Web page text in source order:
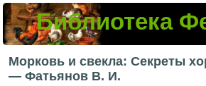
Библиотека
Морковь и свекла: Секреты
— Фатьянов В. И.